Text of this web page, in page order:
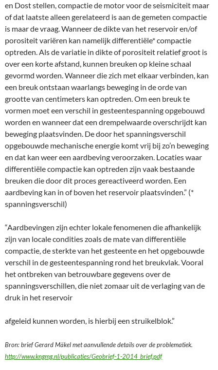
en Dost stellen, compactie de motor voor de seismiciteit maar
of dat laatste alleen gerelateerd is aan de gemeten compactie
is maar de vraag. Wanneer de dikte van het reservoir en/of
porositeit variëren kan namelijk differentiële* compactie
optreden. Als de variatie in dikte of porositeit relatief groot is
over een korte afstand, kunnen breuken op kleine schaal
gevormd worden. Wanneer die zich met elkaar verbinden, kan
een breuk ontstaan waarlangs beweging in de orde van
grootte van centimeters kan optreden. Om een breuk te
vormen moet een verschil in gesteentespanning opgebouwd
worden en wanneer dat een drempelwaarde overschrijdt kan
beweging plaatsvinden. De door het spanningsverschil
opgebouwde mechanische energie komt vrij bij zo’n beweging
en dat kan weer een aardbeving veroorzaken. Locaties waar
differentiële compactie kan optreden zijn vaak bestaande
breuken die door dit proces gereactiveerd worden. Een
aardbeving kan in of boven het reservoir plaatsvinden.” (*
spanningsverschil)
“Aardbevingen zijn echter lokale fenomenen die afhankelijk
zijn van locale condities zoals de mate van differentiële
compactie, de sterkte van het gesteente en het opgebouwde
verschil in de gesteentespanning rond het breukvlak. Vooral
het ontbreken van betrouwbare gegevens over de
spanningsverschillen, die niet zomaar uit de verlaging van de
druk in het reservoir
afgeleid kunnen worden, is hierbij een struikelblok.”
Bron: brief Gerard Mäkel met aanvullende details over de problematiek.
http://www.kngmg.nl/publicaties/Geobrief-1-2014_brief.pdf